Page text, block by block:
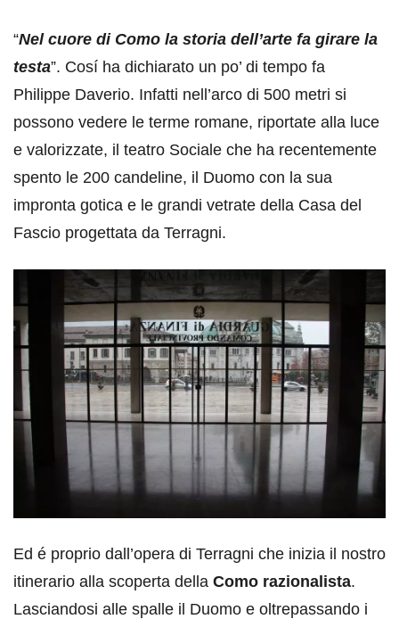
“Nel cuore di Como la storia dell’arte fa girare la
testa”. Cosí ha dichiarato un po’ di tempo fa
Philippe Daverio. Infatti nell’arco di 500 metri si
possono vedere le terme romane, riportate alla luce
e valorizzate, il teatro Sociale che ha recentemente
spento le 200 candeline, il Duomo con la sua
impronta gotica e le grandi vetrate della Casa del
Fascio progettata da Terragni.
Ed é proprio dall’opera di Terragni che inizia il nostro
itinerario alla scoperta della Como razionalista.
Lasciandosi alle spalle il Duomo e oltrepassando i